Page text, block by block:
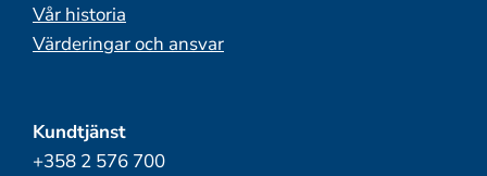
Vår historia
Värderingar och ansvar
Kundtjänst
+358 2 576 700